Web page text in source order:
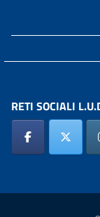
RETI SOCIALI